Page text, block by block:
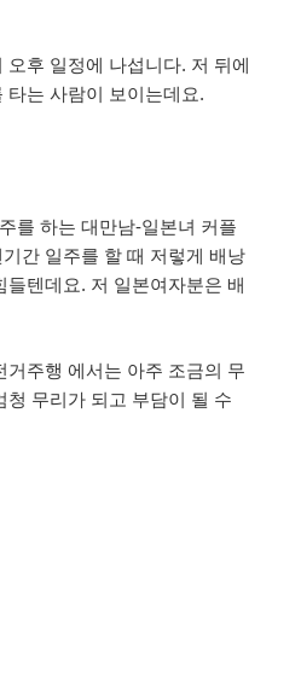
오후 일정에 나섭니다. 저 뒤에
타는 사람이 보이는데요.
를 하는 대만남-일본녀 커플
간 일주를 할 때 저렇게 배낭
들텐데요. 저 일본여자분은 배
거주행 에서는 아주 조금의 무
청 무리가 되고 부담이 될 수